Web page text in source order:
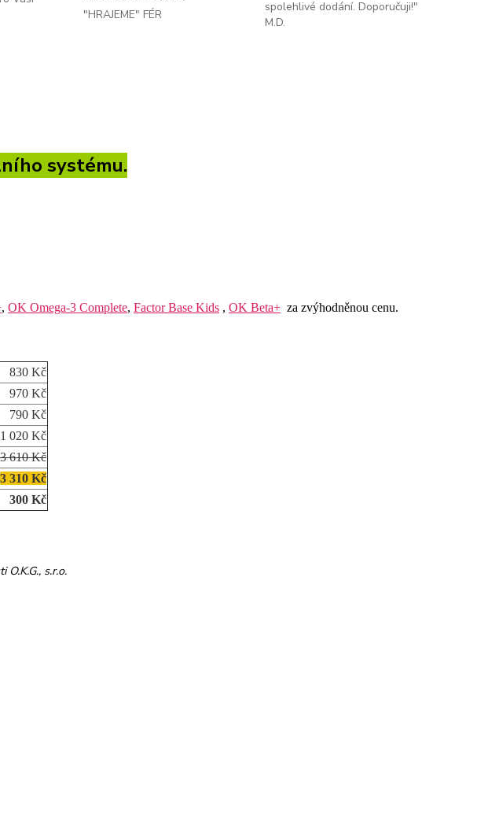
"HRAJEME" FÉR
spolehlivé dodání. Doporučuji!"
M.D.
systému.
, OK Omega-3 Complete, Factor Base Kids, OK Beta+za zvýhodněnou cenu.
830 Kč
970 Kč
790 Kč
1 020 Kč
3 610 Kč
3 310 Kč
300 Kč
s.r.o.